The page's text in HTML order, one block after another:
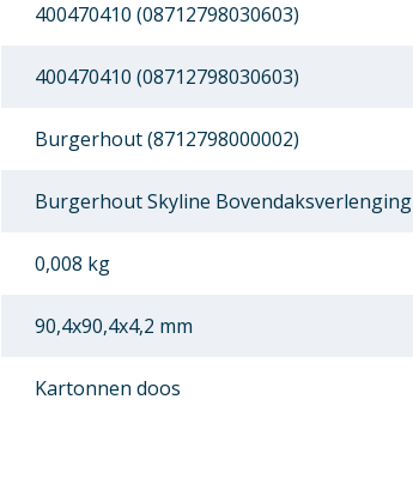
400470410 (08712798030603)
400470410 (08712798030603)
Burgerhout (8712798000002)
Burgerhout Skyline Bovendaksverlenging
0,008 kg
90,4x90,4x4,2 mm
Kartonnen doos